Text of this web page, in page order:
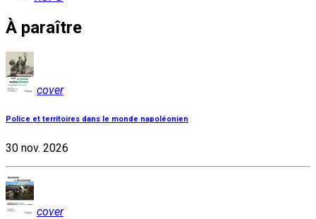
À paraître
cover
Police et territoires dans le monde napoléonien
30 nov. 2026
cover